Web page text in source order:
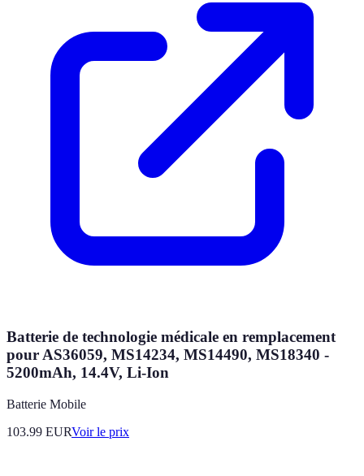
Batterie de technologie médicale en remplacement
pour AS36059, MS14234, MS14490, MS18340 -
5200mAh, 14.4V, Li-Ion
Batterie Mobile
103.99 EURVoir le prix